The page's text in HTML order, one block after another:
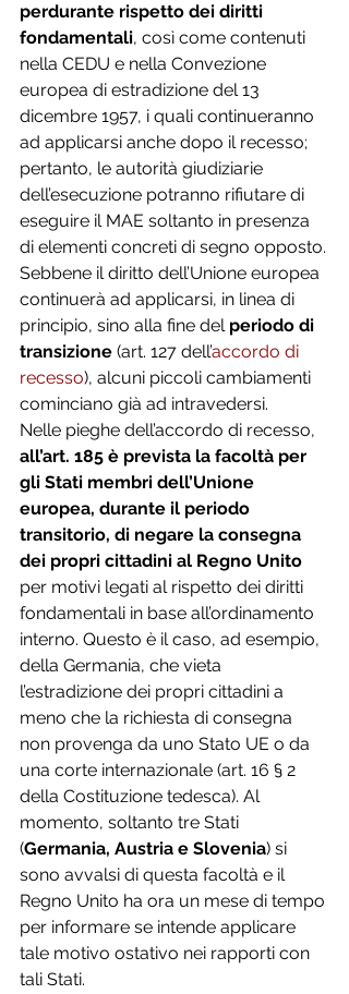
perdurante rispetto dei diritti
fondamentali, così come contenuti
nella CEDU e nella Convezione
europea di estradizione del 13
dicembre 1957, i quali continueranno
ad applicarsi anche dopo il recesso;
pertanto, le autorità giudiziarie
dell’esecuzione potranno rifiutare di
eseguire il MAE soltanto in presenza
di elementi concreti di segno opposto.
Sebbene il diritto dell’Unione europea
continuerà ad applicarsi, in linea di
principio, sino alla fine del periodo di
transizione (art. 127 dell’accordo di
recesso), alcuni piccoli cambiamenti
cominciano già ad intravedersi.
Nelle pieghe dell’accordo di recesso,
all’art. 185 è prevista la facoltà per
gli Stati membri dell’Unione
europea, durante il periodo
transitorio, di negare la consegna
dei propri cittadini al Regno Unito
per motivi legati al rispetto dei diritti
fondamentali in base all’ordinamento
interno. Questo è il caso, ad esempio,
della Germania, che vieta
l’estradizione dei propri cittadini a
meno che la richiesta di consegna
non provenga da uno Stato UE o da
una corte internazionale (art. 16 § 2
della Costituzione tedesca). Al
momento, soltanto tre Stati
(Germania, Austria e Slovenia) si
sono avvalsi di questa facoltà e il
Regno Unito ha ora un mese di tempo
per informare se intende applicare
tale motivo ostativo nei rapporti con
tali Stati.